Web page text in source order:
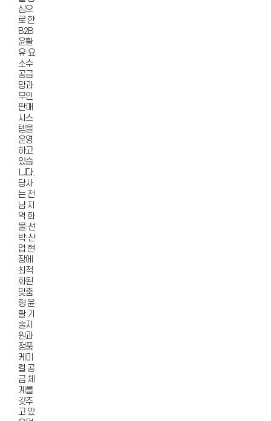
심으
로 한
B2B
윤활
유·요
소수
공급
망과
무인
판매
시스
템을
운영
하고
있습
니다.
당사
는 전
남 지
역 화
물·선
박·산
업 현
장에
최적
화된
맞춤
형 윤
활 기
술지
원과
정품
케미
컬 공
급 체
계를
갖추
고 있